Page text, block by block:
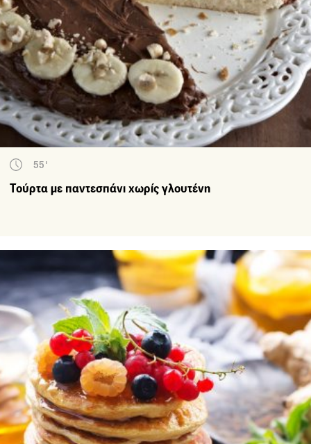
55'
Τούρτα με παντεσπάνι χωρίς γλουτένη